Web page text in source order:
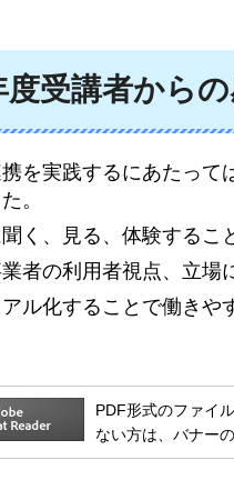
度受講者から
を実践するにあたって
。
く、見る、体験するこ
者の利用者視点、立場
ル化することで働きや
PDF形式のファイ
ない方は、バナー